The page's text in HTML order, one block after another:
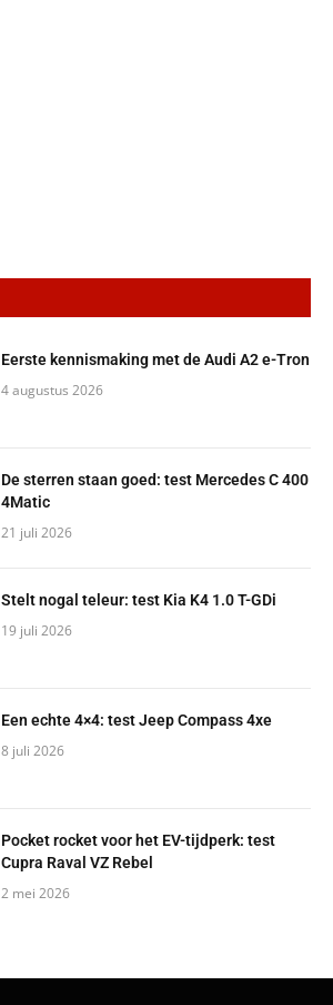
Eerste kennismaking met de Audi A2 e-Tron
4 augustus 2026
De sterren staan goed: test Mercedes C 400
4Matic
21 juli 2026
Stelt nogal teleur: test Kia K4 1.0 T-GDi
19 juli 2026
Een echte 4×4: test Jeep Compass 4xe
8 juli 2026
Pocket rocket voor het EV-tijdperk: test
Cupra Raval VZ Rebel
2 mei 2026